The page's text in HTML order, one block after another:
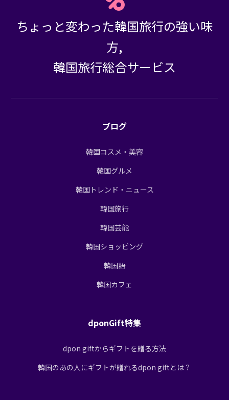
ちょっと変わった韓国旅行の強い味
方,
韓国旅行総合サービス
ブログ
韓国コスメ・美容
韓国グルメ
韓国トレンド・ニュース
韓国旅行
韓国芸能
韓国ショッピング
韓国語
韓国カフェ
dponGift特集
dpon giftからギフトを贈る方法
韓国のあの人にギフトが贈れるdpon giftとは？